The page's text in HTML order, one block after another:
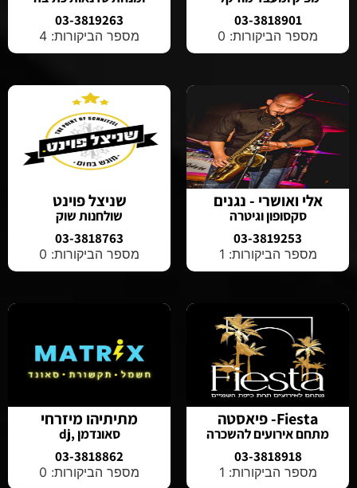
03-3818901
מספר הביקורות: 0
03-3819263
מספר הביקורות: 4
אלי ואושרי - נגנים
סקסופון וגיטרה
03-3819253
מספר הביקורות: 1
שניצל פוינט
שולחנות שוק
03-3818763
מספר הביקורות: 0
Fiesta- פיאסטה
מתחם אירועים להשכרה
03-3818918
מספר הביקורות: 1
מתיתיהו מיזרחי
סאונדמן ,dj
03-3818862
מספר הביקורות: 0